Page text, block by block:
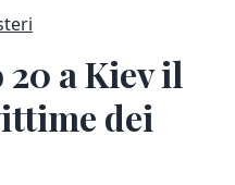
20 a Kiev il
dei